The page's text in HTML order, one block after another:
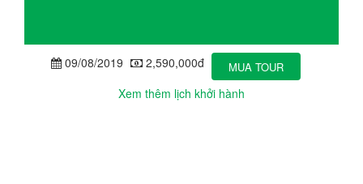
09/08/2019 2,590,000đ MUA TOUR
Xem thêm lịch khởi hành